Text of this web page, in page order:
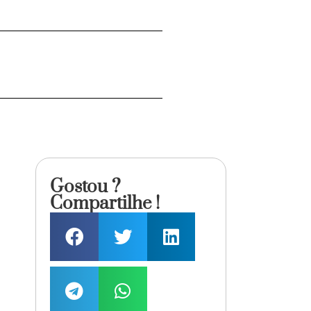
Gostou ?
Compartilhe !